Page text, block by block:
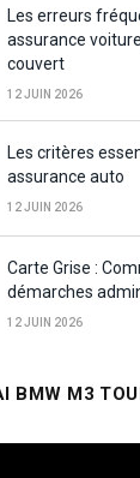
Les erreurs
assurance
couvert
12 JUIN 2026
Les critères
assurance auto
12 JUIN 2026
Carte Grise :
démarches
12 JUIN 2026
BMW M3